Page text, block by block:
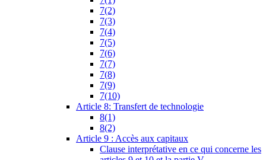
7(2)
7(3)
7(4)
7(5)
7(6)
7(7)
7(8)
7(9)
7(10)
Article 8: Transfert de technologie
8(1)
8(2)
Article 9 : Accès aux capitaux
Clause interprétative en ce qui concerne les